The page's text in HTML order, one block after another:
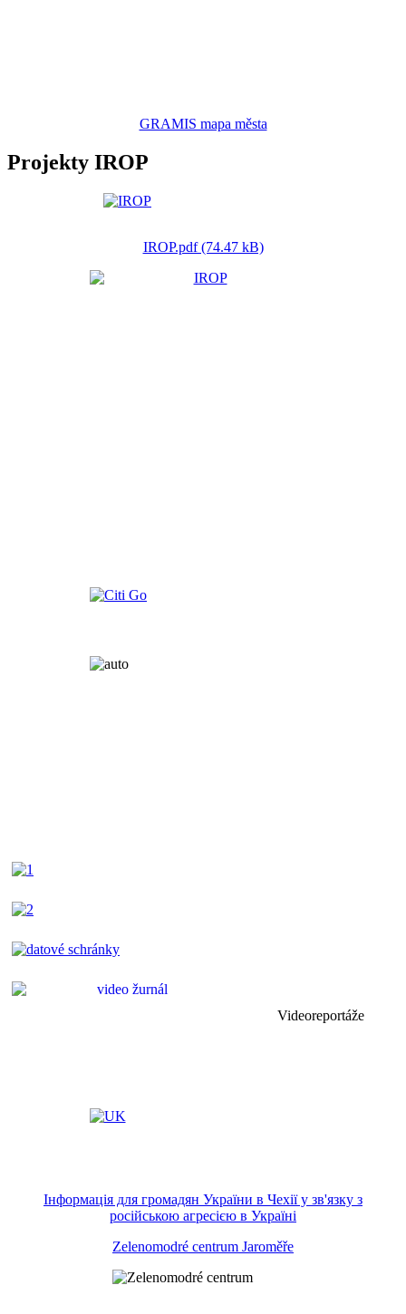
GRAMIS mapa města
Projekty IROP
IROP.pdf (74.47 kB)
Videoreportáže
Інформація для громадян України в Чехії у зв'язку з
російською агресією в Україні
Zelenomodré centrum Jaroměře